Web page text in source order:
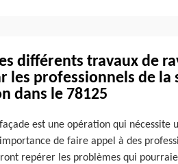
différents travaux de
les professionnels de la
dans le 78125
est une opération qui nécessite
de faire appel à des
repérer les problèmes qui